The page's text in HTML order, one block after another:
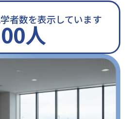
者数を表示しています
00人